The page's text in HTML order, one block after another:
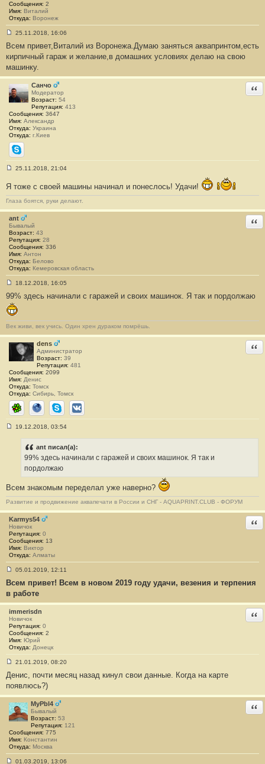
2
8
Сообщения: 2
Имя: Виталий
Откуда: Воронеж
о
б
щ
н
и
е
#
3
2
9
25.11.2018, 16:06
Всем привет,Виталий из Воронежа.Думаю заняться аквапринтом,есть
кирпичный гараж и желание,в домашних условиях делаю на свою
машинку.
Санчо
Модератор
Возраст: 54
Репутация: 413
Сообщения: 3647
Имя: Александр
Откуда: Украина
Откуда: г.Киев
Skype
о
б
щ
е
н
1
3
3
0
25.11.2018, 21:04
Я тоже с своей машины начинал и понеслось! Удачи!
Глаза боятся, руки делают.
ant
Бывалый
Возраст: 43
Репутация: 28
Сообщения: 336
Имя: Антон
Откуда: Белово
Откуда: Кемеровская область
о
о
б
щ
и
е
3
1
18.12.2018, 16:05
99% здесь начинали с гаражей и своих машинок. Я так и пордолжаю
Век живи, век учись. Один хрен дураком помрёшь.
dens
Администратор
Возраст: 39
Репутация: 481
Сообщения: 2099
Имя: Денис
Откуда: Томск
Откуда: Сибирь, Томск
ICQ СайтSkypeВКонтакте
е
#
1
3
3
2
19.12.2018, 03:54
ant писал(а):
99% здесь начинали с гаражей и своих машинок. Я так и
пордолжаю
Всем знакомым переделал уже наверно?
Развитие и продвижение аквапечати в России и СНГ - AQUAPRINT.CLUB - ФОРУМ
Karmys54
Новичок
Репутация: 0
Сообщения: 13
Имя: Виктор
Откуда: Алматы
о
б
щ
е
н
и
е
#
1
3
05.01.2019, 12:11
Всем привет! Всем в новом 2019 году удачи, везения и терпения
в работе
immerisdn
Новичок
Репутация: 0
Сообщения: 2
Имя: Юрий
Откуда: Донецк
о
б
щ
е
н
и
#
1
3
3
4
21.01.2019, 08:20
Денис, почти месяц назад кинул свои данные. Когда на карте
появлюсь?)
MyPbl4
Бывалый
Возраст: 53
Репутация: 121
Сообщения: 775
Имя: Константин
Откуда: Москва
01.03.2019, 13:06